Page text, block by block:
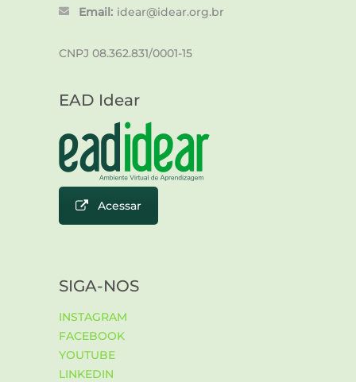
Email: idear@idear.org.br
CNPJ 08.362.831/0001-15
EAD Idear
Acessar
SIGA-NOS
INSTAGRAM
FACEBOOK
YOUTUBE
LINKEDIN